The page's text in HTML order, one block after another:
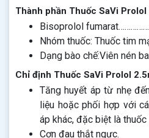
Thành phần Thuốc SaVi Prolol
Bisoprolol
Nhóm thuốc: Thuốc tim
Dạng bào chế:Viên nén
Chỉ định Thuốc SaVi Prolol
Tăng huyết áp từ nhẹ
liệu hoặc phối hợp với
áp khác, đặc biệt là thuốc
Cơn đau thắt ngực.